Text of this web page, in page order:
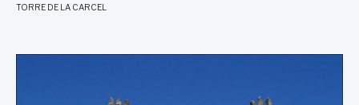
TORRE DE LA CARCEL